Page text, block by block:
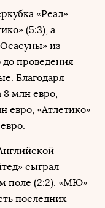
«Реал»
(5:3), а
из
до проведения
Благодаря
8 млн евро,
евро, «Атлетико»
сыграл
поле (2:2). «МЮ»
последних